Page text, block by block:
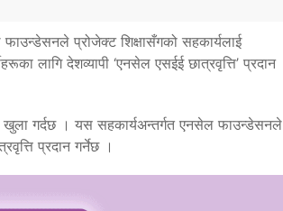
प्रोजेक्ट शिक्षासँगको सहकार्यलाई
लागि देशव्यापी ‘एनसेल एसईई छात्रवृत्ति’ प्रदान
खुला गर्दछ । यस सहकार्यअन्तर्गत एनसेल फाउन्डेसनले
प्रदान गर्नेछ ।